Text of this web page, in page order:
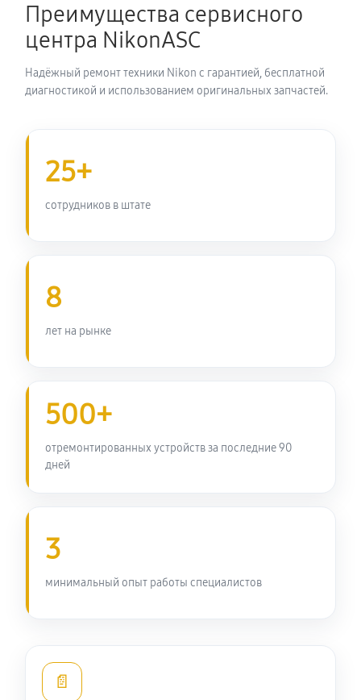
2530 руб 60 минут
Замена корпуса фотоаппарата Nikon Coolpix P900
2420 руб 60 минут
Замена контроллера питания
Замена фокусировочного экрана
Замена устройства стабилизации
Замена передней панели
2970 руб
Замена задней панели
Замена диска управления
Замена вспышки фотоаппарата Nikon Coolpix P900
Преимущества сервисного
центра NikonASC
Надёжный ремонт техники Nikon с гарантией, бесплатной
диагностикой и использованием оригинальных запчастей.
25+
сотрудников в штате
8
лет на рынке
500+
отремонтированных устройств за последние 90
дней
3
минимальный опыт работы специалистов
📄